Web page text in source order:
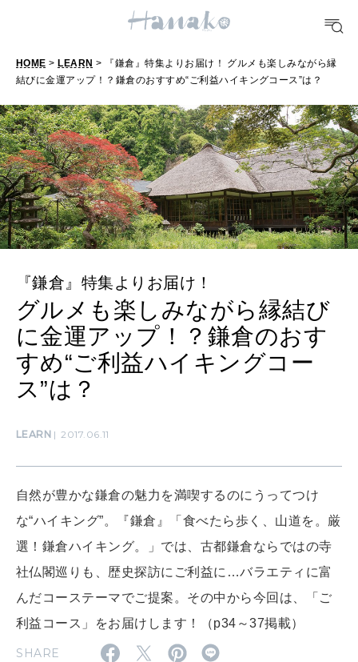
[12星座別] Weekly Holoscope
女神まり愛のタロットメッセージ
算命学がわかる今月のあなた
LEARN
知る、考える
MAMA
ママもいろいろ
SUSTAINABLE
わたしができること
CULTURE
自分を耕す
MAGAZINE
2026年9月号「北海道 おいしく遊ぶ、夏のご褒美旅。」
2026年7月号「鎌倉 ローカルが 教えてくれた 本当の歩き方。」
MAGAZINE
HOME > LEARN > 『鎌倉』特集よりお届け！ グルメも楽しみながら縁
結びに金運アップ！？鎌倉のおすすめ“ご利益ハイキングコース”は？
『鎌倉』特集よりお届け！
グルメも楽しみながら縁結び
に金運アップ！？鎌倉のおす
すめ“ご利益ハイキングコー
ス”は？
LEARN 2017.06.11
自然が豊かな鎌倉の魅力を満喫するのにうってつけ
な“ハイキング”。『鎌倉』「食べたら歩く、山道を。厳
選！鎌倉ハイキング。」では、古都鎌倉ならではの寺
社仏閣巡りも、歴史探訪にご利益に…バラエティに富
んだコーステーマでご提案。その中から今回は、「ご
利益コース」をお届けします！（p34～37掲載）
SHARE